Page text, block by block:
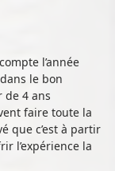
l’année
le bon
de 4 ans
faire toute la
que c’est à partir
l’expérience la